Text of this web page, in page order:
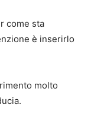
come sta
è inserirlo
molto